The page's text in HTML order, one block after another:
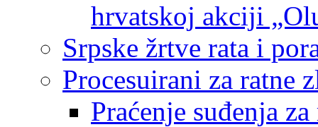
hrvatskoj akciji
Srpske žrtve rata i
Procesuirani za ratne
Praćenje suđenja